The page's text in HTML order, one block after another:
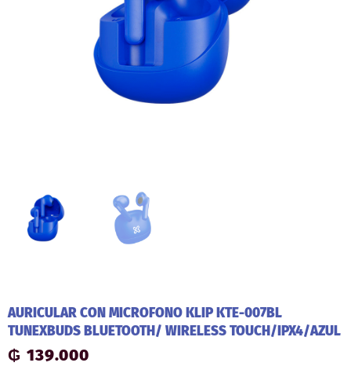
AURICULAR CON MICROFONO KLIP KTE-007BL
TUNEXBUDS BLUETOOTH/ WIRELESS TOUCH/IPX4/AZUL
₲ 139.000